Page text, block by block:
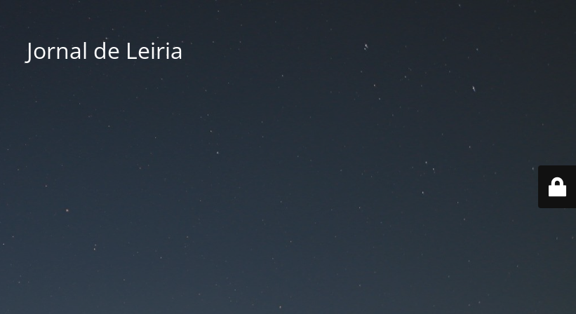
Jornal de Leiria